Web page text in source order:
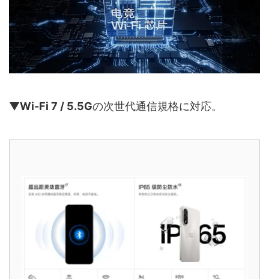
▼Wi-Fi 7 / 5.5Gの次世代通信規格に対応。